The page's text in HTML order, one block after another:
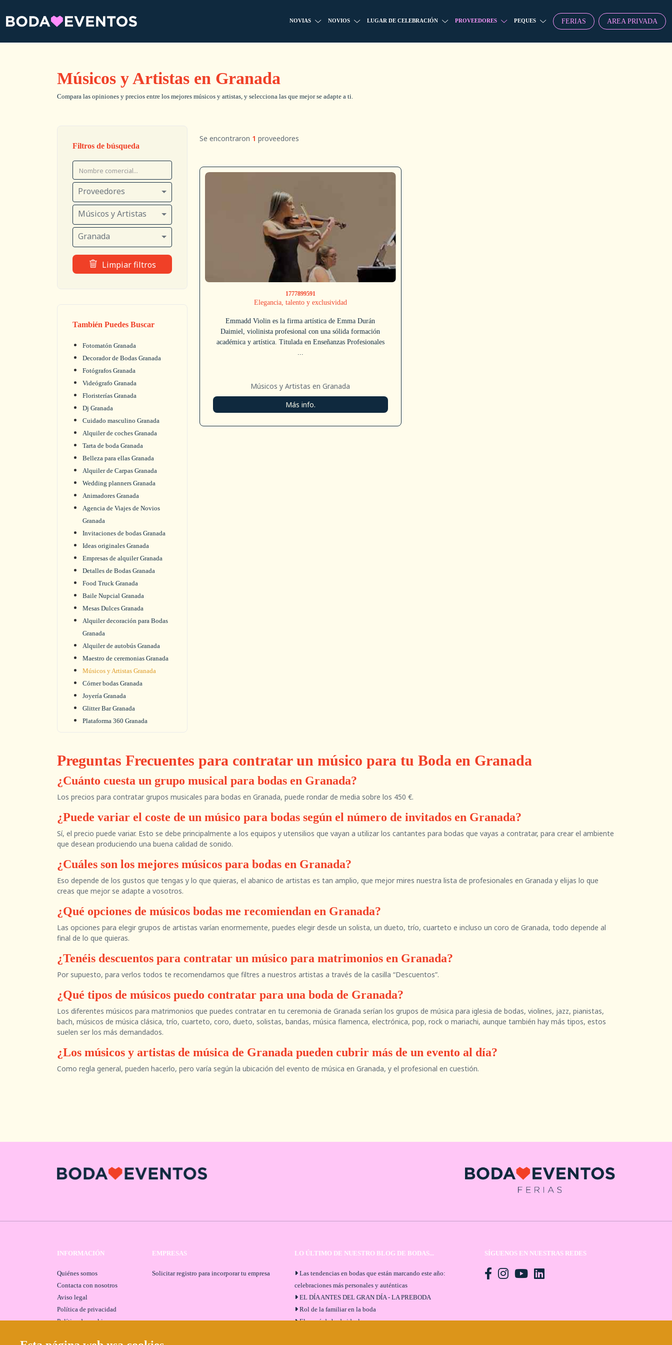
NOVIAS NOVIOS LUGAR DE CELEBRACIÓN PROVEEDORES PEQUES FERIAS AREA PRIVADA
Músicos y Artistas en Granada
Compara las opiniones y precios entre los mejores músicos y artistas, y selecciona las que mejor se adapte a ti.
Filtros de búsqueda
Proveedores
Músicos y Artistas
Granada
Limpiar filtros
También Puedes Buscar
Fotomatón Granada
Decorador de Bodas Granada
Fotógrafos Granada
Videógrafo Granada
Floristerías Granada
Dj Granada
Cuidado masculino Granada
Alquiler de coches Granada
Tarta de boda Granada
Belleza para ellas Granada
Alquiler de Carpas Granada
Wedding planners Granada
Animadores Granada
Agencia de Viajes de Novios
Granada
Invitaciones de bodas Granada
Ideas originales Granada
Empresas de alquiler Granada
Detalles de Bodas Granada
Food Truck Granada
Baile Nupcial Granada
Mesas Dulces Granada
Alquiler decoración para Bodas
Granada
Alquiler de autobús Granada
Maestro de ceremonias Granada
Músicos y Artistas Granada
Córner bodas Granada
Joyería Granada
Glitter Bar Granada
Plataforma 360 Granada
Se encontraron 1 proveedores
1777899591
Elegancia, talento y exclusividad
Emmadd Violin es la firma artística de Emma Durán
Daimiel, violinista profesional con una sólida formación
académica y artística. Titulada en Enseñanzas Profesionales
...
Músicos y Artistas en Granada
Más info.
Preguntas Frecuentes para contratar un músico para tu Boda en Granada
¿Cuánto cuesta un grupo musical para bodas en Granada?
Los precios para contratar grupos musicales para bodas en Granada, puede rondar de media sobre los 450 €.
¿Puede variar el coste de un músico para bodas según el número de invitados en Granada?
Sí, el precio puede variar. Esto se debe principalmente a los equipos y utensilios que vayan a utilizar los cantantes para bodas que vayas a contratar, para crear el ambiente
que desean produciendo una buena calidad de sonido.
¿Cuáles son los mejores músicos para bodas en Granada?
Eso depende de los gustos que tengas y lo que quieras, el abanico de artistas es tan amplio, que mejor mires nuestra lista de profesionales en Granada y elijas lo que
creas que mejor se adapte a vosotros.
¿Qué opciones de músicos bodas me recomiendan en Granada?
Las opciones para elegir grupos de artistas varían enormemente, puedes elegir desde un solista, un dueto, trío, cuarteto e incluso un coro de Granada, todo depende al
final de lo que quieras.
¿Tenéis descuentos para contratar un músico para matrimonios en Granada?
Por supuesto, para verlos todos te recomendamos que filtres a nuestros artistas a través de la casilla “Descuentos”.
¿Qué tipos de músicos puedo contratar para una boda de Granada?
Los diferentes músicos para matrimonios que puedes contratar en tu ceremonia de Granada serían los grupos de música para iglesia de bodas, violines, jazz, pianistas,
bach, músicos de música clásica, trío, cuarteto, coro, dueto, solistas, bandas, música flamenca, electrónica, pop, rock o mariachi, aunque también hay más tipos, estos
suelen ser los más demandados.
¿Los músicos y artistas de música de Granada pueden cubrir más de un evento al día?
Como regla general, pueden hacerlo, pero varía según la ubicación del evento de música en Granada, y el profesional en cuestión.
INFORMACIÓN
Quiénes somos
Contacta con nosotros
Aviso legal
Política de privacidad
Política de cookies
EMPRESAS
Solicitar registro para incorporar tu empresa
LO ÚLTIMO DE NUESTRO BLOG DE BODAS...
Las tendencias en bodas que están marcando este año:
celebraciones más personales y auténticas
EL DÍA ANTES DEL GRAN DÍA - LA PREBODA
Rol de la familiar en la boda
El menú de boda ideal
SÍGUENOS EN NUESTRAS REDES